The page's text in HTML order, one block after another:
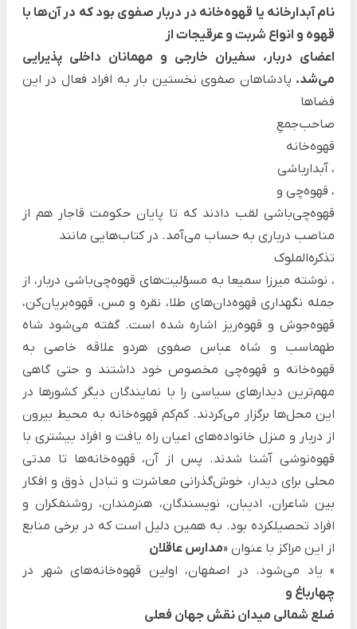
نام آبدارخانه یا قهوه‌خانه در دربار صفوی بود که در آن‌ها با
قهوه و انواع شربت و عرقیجات از
اعضای دربار، سفیران خارجی و مهمانان داخلی پذیرایی
می‌شد. پادشاهان صفوی نخستین بار به افراد فعال در این
فضاها
صاحب‌جمعِ
قهوه‌خانه
، آبدارباشی
، قهوه‌چی و
قهوه‌چی‌باشی لقب دادند که تا پایان حکومت قاجار هم از
مناصب درباری به حساب می‌آمد. در کتاب‌هایی مانند
تذکره‌الملوک
، نوشته میرزا سمیعا به مسؤلیت‌های قهوه‌چی‌باشی دربار، از
جمله نگهداری قهوه‌دان‌های طلا، نقره و مس، قهوه‌بریان‌کن،
قهوه‌جوش و قهوه‌ریز اشاره شده است. گفته می‌شود شاه
طهماسب و شاه عباس صفوی هردو علاقه خاصی به
قهوه‌خانه و قهوه‌چی مخصوص خود داشتند و حتی گاهی
مهم‌ترین دیدارهای سیاسی را با نمایندگان دیگر کشورها در
این محل‌ها برگزار می‌کردند. کم‌کم قهوه‌خانه به محیط بیرون
از دربار و منزل خانواده‌های اعیان راه یافت و افراد بیشتری با
قهوه‌نوشی آشنا شدند. پس از آن، قهوه‌خانه‌ها تا مدتی
محلی برای دیدار، خوش‌گذرانی معاشرت و تبادل ذوق و افکار
بین شاعران، ادیبان، نویسندگان، هنرمندان، روشنفکران و
افراد تحصیلکرده بود. به همین دلیل است که در برخی منابع
از این مراکز با عنوان «مدارس عاقلان
» یاد می‌شود. در اصفهان، اولین قهوه‌خانه‌های شهر در
چهارباغ و
ضلع شمالی میدان نقش جهان فعلی